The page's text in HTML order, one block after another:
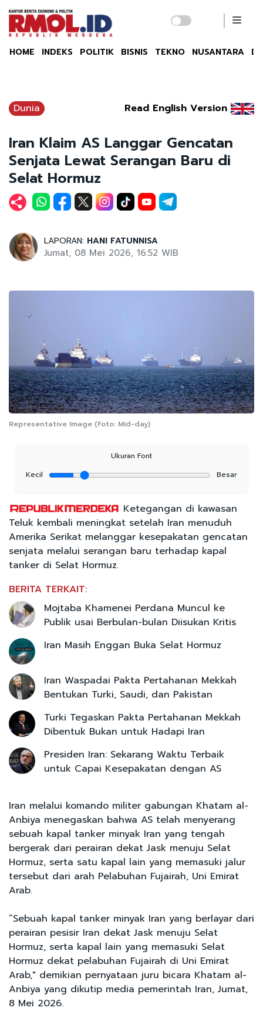
HOME INDEKS POLITIK BISNIS TEKNO NUSANTARA
Dunia Read English Version
Iran Klaim AS Langgar Gencatan
Senjata Lewat Serangan Baru di
Selat Hormuz
LAPORAN: HANI FATUNNISA
Jumat, 08 Mei 2026, 16:52 WIB
Representative Image (Foto: Mid-day)
Ukuran Font
Kecil
Besar
Ketegangan di kawasan
Teluk kembali meningkat setelah Iran menuduh
Amerika Serikat melanggar kesepakatan gencatan
senjata melalui serangan baru terhadap kapal
tanker di Selat Hormuz.
BERITA TERKAIT:
Mojtaba Khamenei Perdana Muncul ke
Publik usai Berbulan-bulan Diisukan Kritis
Iran Masih Enggan Buka Selat Hormuz
Iran Waspadai Pakta Pertahanan Mekkah
Bentukan Turki, Saudi, dan Pakistan
Turki Tegaskan Pakta Pertahanan Mekkah
Dibentuk Bukan untuk Hadapi Iran
Presiden Iran: Sekarang Waktu Terbaik
untuk Capai Kesepakatan dengan AS
Iran melalui komando militer gabungan Khatam al-
Anbiya menegaskan bahwa AS telah menyerang
sebuah kapal tanker minyak Iran yang tengah
bergerak dari perairan dekat Jask menuju Selat
Hormuz, serta satu kapal lain yang memasuki jalur
tersebut dari arah Pelabuhan Fujairah, Uni Emirat
Arab.
“Sebuah kapal tanker minyak Iran yang berlayar dari
perairan pesisir Iran dekat Jask menuju Selat
Hormuz, serta kapal lain yang memasuki Selat
Hormuz dekat pelabuhan Fujairah di Uni Emirat
Arab," demikian pernyataan juru bicara Khatam al-
Anbiya yang dikutip media pemerintah Iran, Jumat,
8 Mei 2026.